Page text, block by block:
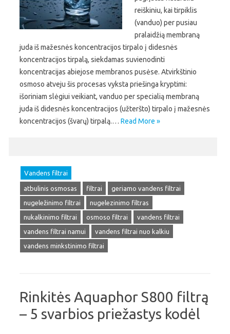
reiškiniu, kai tirpiklis
(vanduo) per pusiau
pralaidžią membraną
juda iš mažesnės koncentracijos tirpalo į didesnės
koncentracijos tirpalą, siekdamas suvienodinti
koncentracijas abiejose membranos pusėse. Atvirkštinio
osmoso atveju šis procesas vyksta priešinga kryptimi:
išoriniam slėgiui veikiant, vanduo per specialią membraną
juda iš didesnės koncentracijos (užteršto) tirpalo į mažesnės
koncentracijos (švarų) tirpalą.… Read More »
Vandens filtrai
atbulinis osmosas filtrai
geriamo vandens filtrai
nugeležinimo filtrai
nugelezinimo filtras
nukalkinimo filtrai
osmoso filtrai
vandens filtrai
vandens filtrai namui
vandens filtrai nuo kalkiu
vandens minkstinimo filtrai
Rinkitės Aquaphor S800 filtrą
– 5 svarbios priežastys kodėl